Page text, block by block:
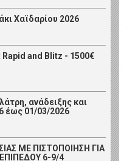
Χαϊδαρίου 2026
and Blitz - 1500€
ανάδειξης και
έως 01/03/2026
ΜΕ ΠΙΣΤΟΠΟΙΗΣΗ ΓΙΑ
6-9/4